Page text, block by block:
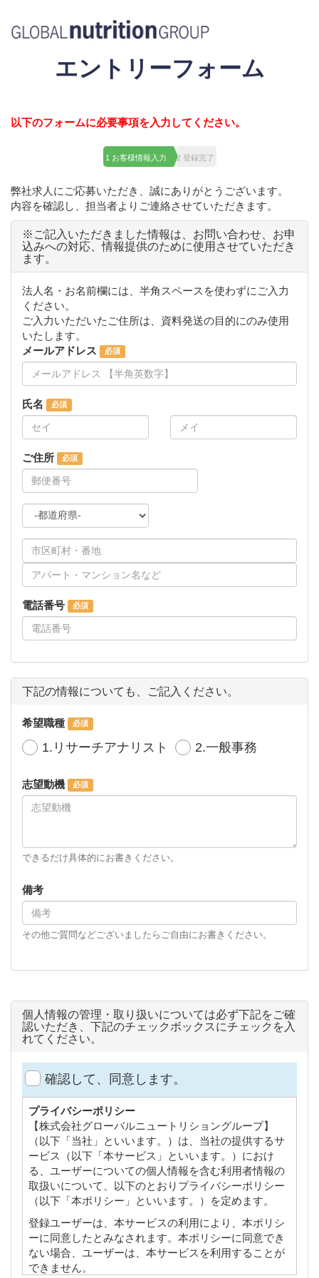
エントリーフォーム
以下のフォームに必要事項を入力してください。
1 お客様情報入力 2 登録完了
弊社求人にご応募いただき、誠にありがとうございます。
内容を確認し、担当者よりご連絡させていただきます。
※ご記入いただきました情報は、お問い合わせ、お申
込みへの対応、情報提供のために使用させていただき
ます。
法人名・お名前欄には、半角スペースを使わずにご入力
ください。
ご入力いただいたご住所は、資料発送の目的にのみ使用
いたします。
メールアドレス
氏名
ご住所
電話番号
下記の情報についても、ご記入ください。
希望職種
1.リサーチアナリスト 2.一般事務
志望動機
できるだけ具体的にお書きください。
備考
その他ご質問などございましたらご自由にお書きください。
個人情報の管理・取り扱いについては必ず下記をご確
認いただき、下記のチェックボックスにチェックを入
れてください。
確認して、同意します。
プライバシーポリシー
【株式会社グローバルニュートリショングループ】
（以下「当社」といいます。）は、当社の提供するサ
ービス（以下「本サービス」といいます。）におけ
る、ユーザーについての個人情報を含む利用者情報の
取扱いについて、以下のとおりプライバシーポリシー
（以下「本ポリシー」といいます。）を定めます。
登録ユーザーは、本サービスの利用により、本ポリシ
ーに同意したとみなされます。本ポリシーに同意でき
ない場合、ユーザーは、本サービスを利用することが
できません。